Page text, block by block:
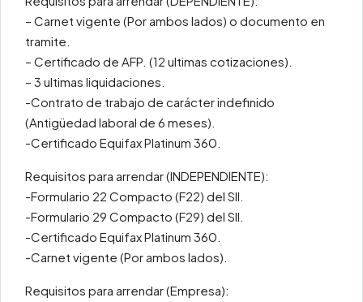
– Carnet vigente (Por ambos lados) o documento en
tramite.
– Certificado de AFP. (12 ultimas cotizaciones).
– 3 ultimas liquidaciones.
-Contrato de trabajo de carácter indefinido
(Antigüedad laboral de 6 meses).
-Certificado Equifax Platinum 360.
Requisitos para arrendar (INDEPENDIENTE):
-Formulario 22 Compacto (F22) del SII.
-Formulario 29 Compacto (F29) del SII.
-Certificado Equifax Platinum 360.
-Carnet vigente (Por ambos lados).
Requisitos para arrendar (Empresa):